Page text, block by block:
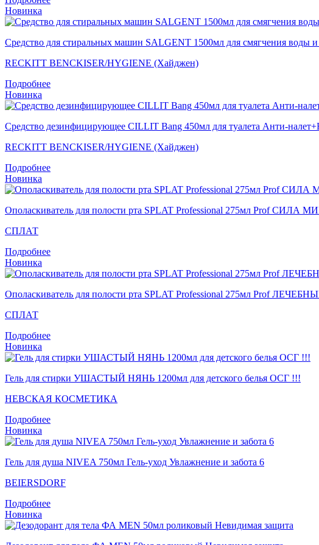
Новинка
Средство для стиральных машин SALGENT 1500мл для смягчения воды и
RECKITT BENCKISER/HYGIENE (Хайджен)
Подробнее
Новинка
Средство дезинфицирующее CILLIT Bang 450мл для туалета Анти-
RECKITT BENCKISER/HYGIENE (Хайджен)
Подробнее
Новинка
Ополаскиватель для полости рта SPLAT Professional 275мл Prof СИЛА
СПЛАТ
Подробнее
Новинка
Ополаскиватель для полости рта SPLAT Professional 275мл Prof
СПЛАТ
Подробнее
Новинка
Гель для стирки УШАСТЫЙ НЯНЬ 1200мл для детского белья ОСГ !!!
НЕВСКАЯ КОСМЕТИКА
Подробнее
Новинка
Гель для душа NIVEA 750мл Гель-уход Увлажнение и забота 6
BEIERSDORF
Подробнее
Новинка